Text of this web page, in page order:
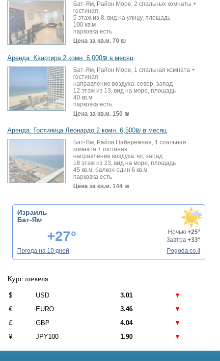
Бат-Ям, Район Море, 2 спальных комнаты +
гостиная
5 этаж из 8, вид на улицу, площадь
100 кв.м
парковка есть
Цена за кв.м. 70 ₪
Аренда: Квартира 2 комн. 6,000₪ в месяц
Бат-Ям, Район Море, 1 спальная комната +
гостиная
направление воздуха: север, запад
12 этаж из 13, вид на море, площадь
40 кв.м
парковка есть
Цена за кв.м. 150 ₪
Аренда: Гостиница Леонардо 2 комн. 6,500₪ в месяц
Бат-Ям, Район Набережная, 1 спальная
комната + гостиная
направление воздуха: юг, запад
18 этаж из 23, вид на море, площадь
45 кв.м, балкон один 6 кв.м
парковка есть
Цена за кв.м. 144 ₪
Израиль
Бат-Ям
+27° Ночью +25°
Завтра +33°
Погода на 10 дней
Pogoda.co.il
Курс шекеля
$ USD 3.01
▼
€
EURO 3.46
▼
£
GBP 4.04
▼
¥
JPY100 1.90 ▼